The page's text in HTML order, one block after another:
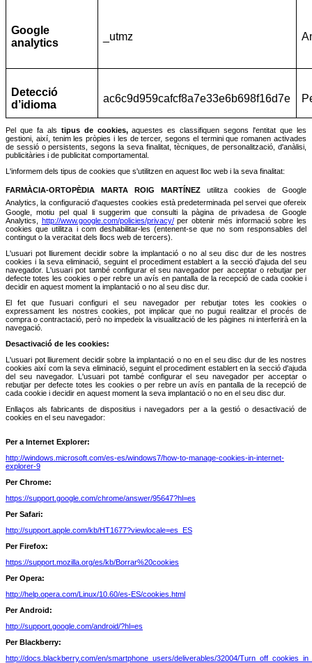
Google
analytics
_utmz
Detecció
d’idioma
ac6c9d959cafcf8a7e33e6b698f16d7e
Pel que fa als tipus de cookies,aquestes es classifiquen segons l'entitat que les
gestioni, així, tenim les pròpies i les de tercer, segons el termini que romanen activades
de sessió o persistents, segons la seva finalitat, tècniques, de personalització, d'anàlisi,
publicitàries i de publicitat comportamental.
L'informem dels tipus de cookies que s'utilitzen en aquest lloc web i la seva finalitat:
FARMÀCIA-ORTOPÈDIA MARTA ROIG MARTÍNEZ utilitza cookies
de Google
Analytics, la configuració d'aquestes cookies està predeterminada pel servei que ofereix
Google, motiu pel qual li suggerim que consulti la pàgina de privadesa de Google
Analytics, http://www.google.com/policies/privacy/per obtenir més informació sobre les
cookies que utilitza i com deshabilitar-les (entenent-se que no som responsables del
contingut o la veracitat dels llocs web de tercers).
L'usuari pot lliurement decidir sobre la implantació o no al seu disc dur de les nostres
cookies i la seva eliminació, seguint el procediment establert a la secció d'ajuda del seu
navegador. L'usuari pot també configurar el seu navegador per acceptar o rebutjar per
defecte totes les cookies o per rebre un avís en pantalla de la recepció de cada cookie i
decidir en aquest moment la implantació o no al seu disc dur.
El fet que l'usuari configuri el seu navegador per rebutjar totes les cookies o
expressament les nostres cookies, pot implicar que no pugui realitzar el procés de
compra o contractació, però no impedeix la visualització de les pàgines ni interferirà en la
navegació.
Desactivació de les cookies:
L'usuari pot lliurement decidir sobre la implantació o no en el seu disc dur de les nostres
cookies així com la seva eliminació, seguint el procediment establert en la secció d'ajuda
del seu navegador. L'usuari pot també configurar el seu navegador per acceptar o
rebutjar per defecte totes les cookies o per rebre un avís en pantalla de la recepció de
cada cookie i decidir en aquest moment la seva implantació o no en el seu disc dur.
Enllaços als fabricants de dispositius i navegadors per a la gestió o desactivació de
cookies en el seu navegador:
Per a Internet Explorer:
http://windows.microsoft.com/es-es/windows7/how-to-manage-cookies-in-internet-
explorer-9
Per Chrome:
https://support.google.com/chrome/answer/95647?hl=es
Per Safari:
http://support.apple.com/kb/HT1677?viewlocale=es_ES
Per Firefox:
https://support.mozilla.org/es/kb/Borrar%20cookies
Per Opera:
http://help.opera.com/Linux/10.60/es-ES/cookies.html
Per Android:
http://support.google.com/android/?hl=es
Per Blackberry:
http://docs.blackberry.com/en/smartphone_users/deliverables/32004/